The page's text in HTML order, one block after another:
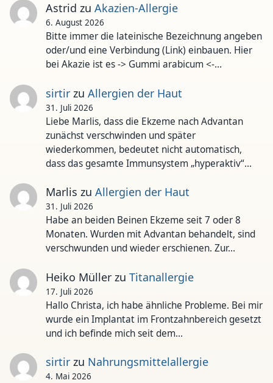
Astrid zu Akazien-Allergie
6. August 2026
Bitte immer die lateinische Bezeichnung angeben
oder/und eine Verbindung (Link) einbauen. Hier
bei Akazie ist es -> Gummi arabicum <-…
sirtirzu Allergien der Haut
31. Juli 2026
Liebe Marlis, dass die Ekzeme nach Advantan
zunächst verschwinden und später
wiederkommen, bedeutet nicht automatisch,
dass das gesamte Immunsystem „hyperaktiv“…
Marlis zu Allergien der Haut
31. Juli 2026
Habe an beiden Beinen Ekzeme seit 7 oder 8
Monaten. Wurden mit Advantan behandelt, sind
verschwunden und wieder erschienen. Zur…
Heiko Müllerzu Titanallergie
17. Juli 2026
Hallo Christa, ich habe ähnliche Probleme. Bei mir
wurde ein Implantat im Frontzahnbereich gesetzt
und ich befinde mich seit dem…
sirtirzu Nahrungsmittelallergie
4. Mai 2026